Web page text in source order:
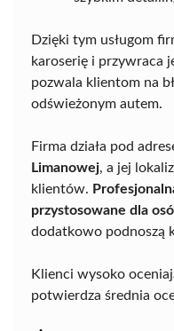
Dzięki tym usługom
karoserię i przywraca
pozwala klientom na
odświeżonym autem.
Firma działa pod
Limanowej, a jej
klientów.
przystosowane dla
dodatkowo podnoszą
Klienci wysoko
potwierdza średnia